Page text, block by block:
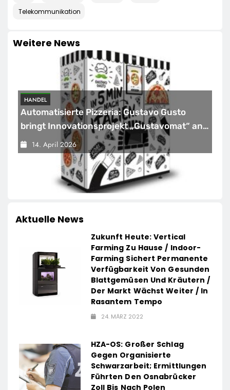
Telekommunikation
Weitere News
HANDEL
Automatisierte Pizzeria: Gustavo Gusto
bringt Innovationsprojekt „Gustavomat“ an
den Start
14. April 2026
Aktuelle News
Zukunft Heute: Vertical
Farming Zu Hause / Indoor-
Farming Sichert Permanente
Verfügbarkeit Von Gesunden
Blattgemüsen Und Kräutern /
Der Markt Wächst Weiter / In
Rasantem Tempo
24. MÄRZ 2022
HZA-OS: Großer Schlag
Gegen Organisierte
Schwarzarbeit; Ermittlungen
Führten Den Osnabrücker
Zoll Bis Nach Polen